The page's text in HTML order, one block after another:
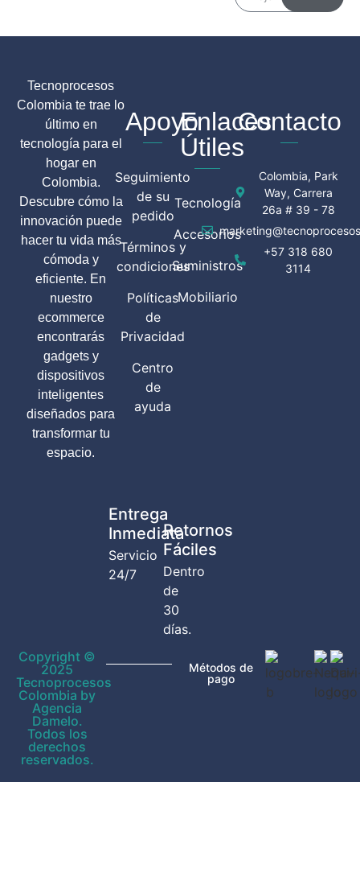
Tecnoprocesos
Colombia te trae lo
último en
tecnología para el
hogar en
Colombia.
Descubre cómo la
innovación puede
hacer tu vida más
cómoda y
eficiente. En
nuestro
ecommerce
encontrarás
gadgets y
dispositivos
inteligentes
diseñados para
transformar tu
espacio.
Entrega
Inmediata
Servicio
24/7
Retornos
Fáciles
Dentro
de
30
días.
Apoyo
Seguimiento
de su
pedido
Términos y
condiciones
Políticas
de
Privacidad
Centro
de
ayuda
Enlaces
Útiles
Tecnología
Accesorios
Suministros
Mobiliario
Contacto
Colombia, Park
Way, Carrera
26a # 39 - 78
+57 318 680
3114
Copyright ©
2025
Tecnoprocesos
Colombia by
Agencia
Damelo.
Todos los
derechos
reservados.
Métodos de
pago